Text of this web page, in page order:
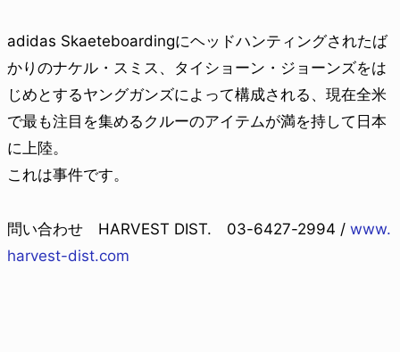
adidas Skaeteboardingにヘッドハンティングされたば
かりのナケル・スミス、タイショーン・ジョーンズをは
じめとするヤングガンズによって構成される、現在全米
で最も注目を集めるクルーのアイテムが満を持して日本
に上陸。
これは事件です。
問い合わせ HARVEST DIST. 03-6427-2994 / www.
harvest-dist.com